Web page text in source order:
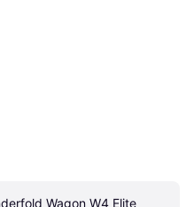
Wagon W4 Elite